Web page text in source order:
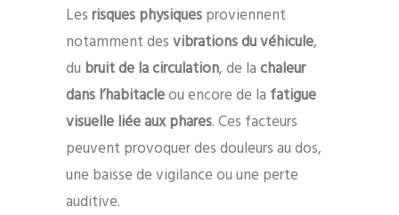
Lesrisques physiquesproviennent
notamment desvibrations du véhicule,
du bruit de la circulation, de lachaleur
dans l’habitacleou encore de la fatigue
visuelle liée aux phares. Ces facteurs
peuvent provoquer des douleurs au dos,
une baisse de vigilance ou une perte
auditive.